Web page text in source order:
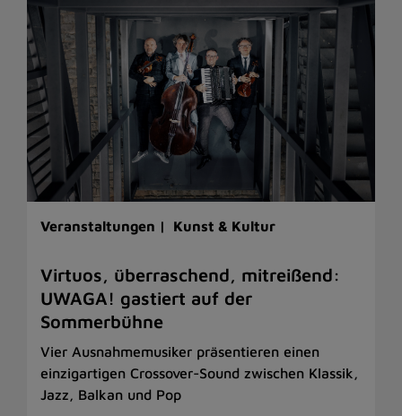
Veranstaltungen | Kunst & Kultur
Virtuos, überraschend, mitreißend:
UWAGA! gastiert auf der
Sommerbühne
Vier Ausnahmemusiker präsentieren einen
einzigartigen Crossover-Sound zwischen Klassik,
Jazz, Balkan und Pop